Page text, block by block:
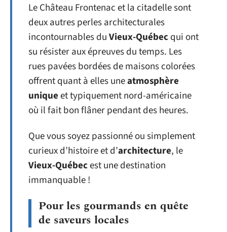
Le Château Frontenac et la citadelle sont
deux autres perles architecturales
incontournables duVieux-Québecqui ont
su résister aux épreuves du temps. Les
rues pavées bordées de maisons colorées
offrent quant à elles uneatmosphère
uniqueet typiquement nord-américaine
où il fait bon flâner pendant des heures.
Que vous soyez passionné ou simplement
curieux d’histoire et d’architecture, le
Vieux-Québecest une destination
immanquable !
Pour les gourmands en quête
de saveurs locales